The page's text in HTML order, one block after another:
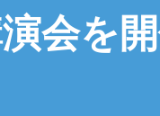
会を